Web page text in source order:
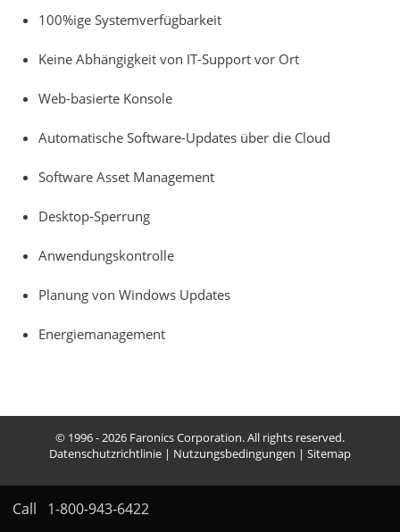
100%ige Systemverfügbarkeit
Keine Abhängigkeit von IT-Support vor Ort
Web-basierte Konsole
Automatische Software-Updates über die Cloud
Software Asset Management
Desktop-Sperrung
Anwendungskontrolle
Planung von Windows Updates
Energiemanagement
Call 1-800-943-6422
© 1996 - 2026 Faronics Corporation. All rights reserved.
Datenschutzrichtlinie | Nutzungsbedingungen | Sitemap